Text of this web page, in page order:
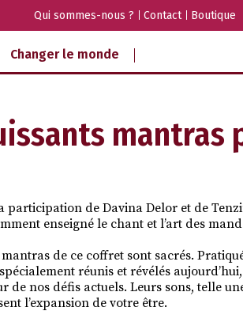
Qui sommes-nous ? Contact Boutique
Changer le monde
participation deDavina Delor et de
enseigné le chant et l’art des
mantras de ce coffret sont sacrés.
réunis et révélés
de nos défis actuels. Leurs sons, telle
l’expansion de votre être.